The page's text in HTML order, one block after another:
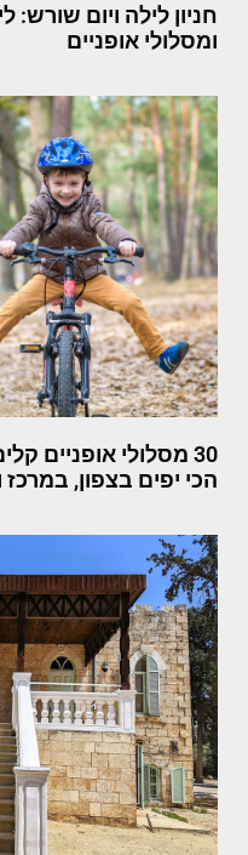
חניון לילה ויום
ומסלולי אופניים
30 מסלולי אופניים
הכי יפים בצפון, במרכז